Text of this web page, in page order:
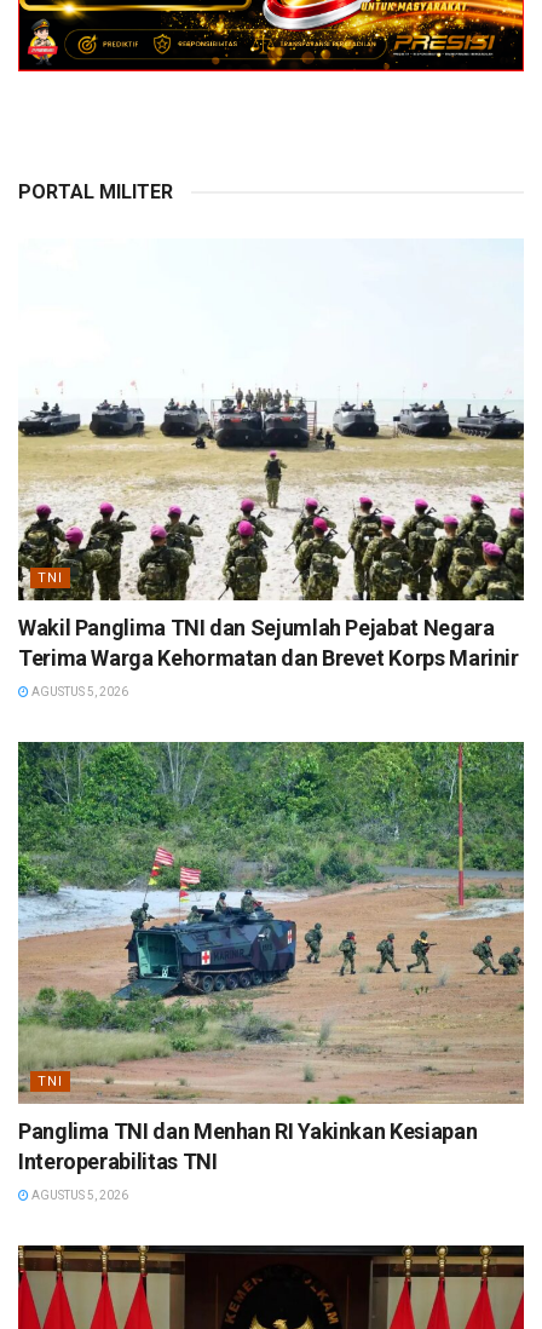
PORTAL MILITER
TNI
Wakil Panglima TNI dan Sejumlah Pejabat Negara
Terima Warga Kehormatan dan Brevet Korps Marinir
AGUSTUS 5, 2026
TNI
Panglima TNI dan Menhan RI Yakinkan Kesiapan
Interoperabilitas TNI
AGUSTUS 5, 2026